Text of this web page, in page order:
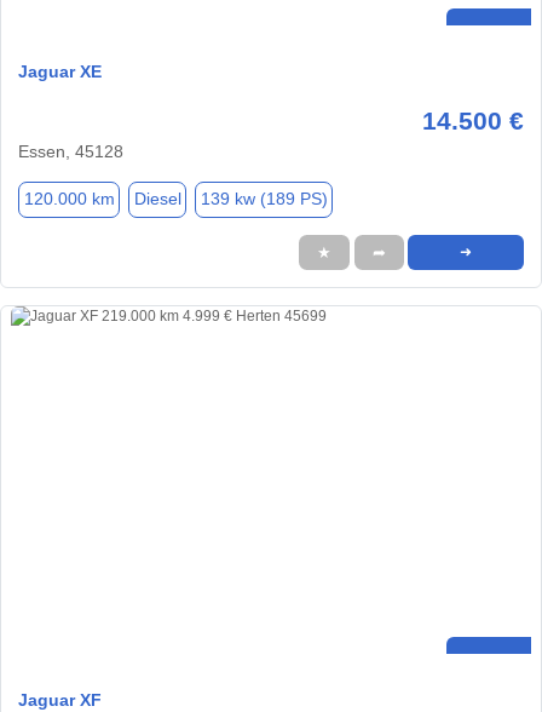
Jaguar XE
14.500 €
Essen, 45128
120.000 km Diesel 139 kw (189 PS)
★ ➦ ➜
Jaguar XF